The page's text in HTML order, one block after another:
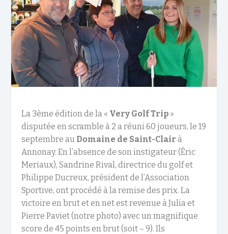
La 3ème édition de la « Very Golf Trip »
disputée en scramble à 2 a réuni 60 joueurs, le 19
septembre au Domaine de Saint-Clair à
Annonay. En l’absence de son instigateur (Éric
Meriaux), Sandrine Rival, directrice du golf et
Philippe Ducreux, président de l’Association
Sportive, ont procédé à la remise des prix. La
victoire en brut et en net est revenue à Julia et
Pierre Paviet (notre photo) avec un magnifique
score de 45 points en brut (soit – 9). Ils